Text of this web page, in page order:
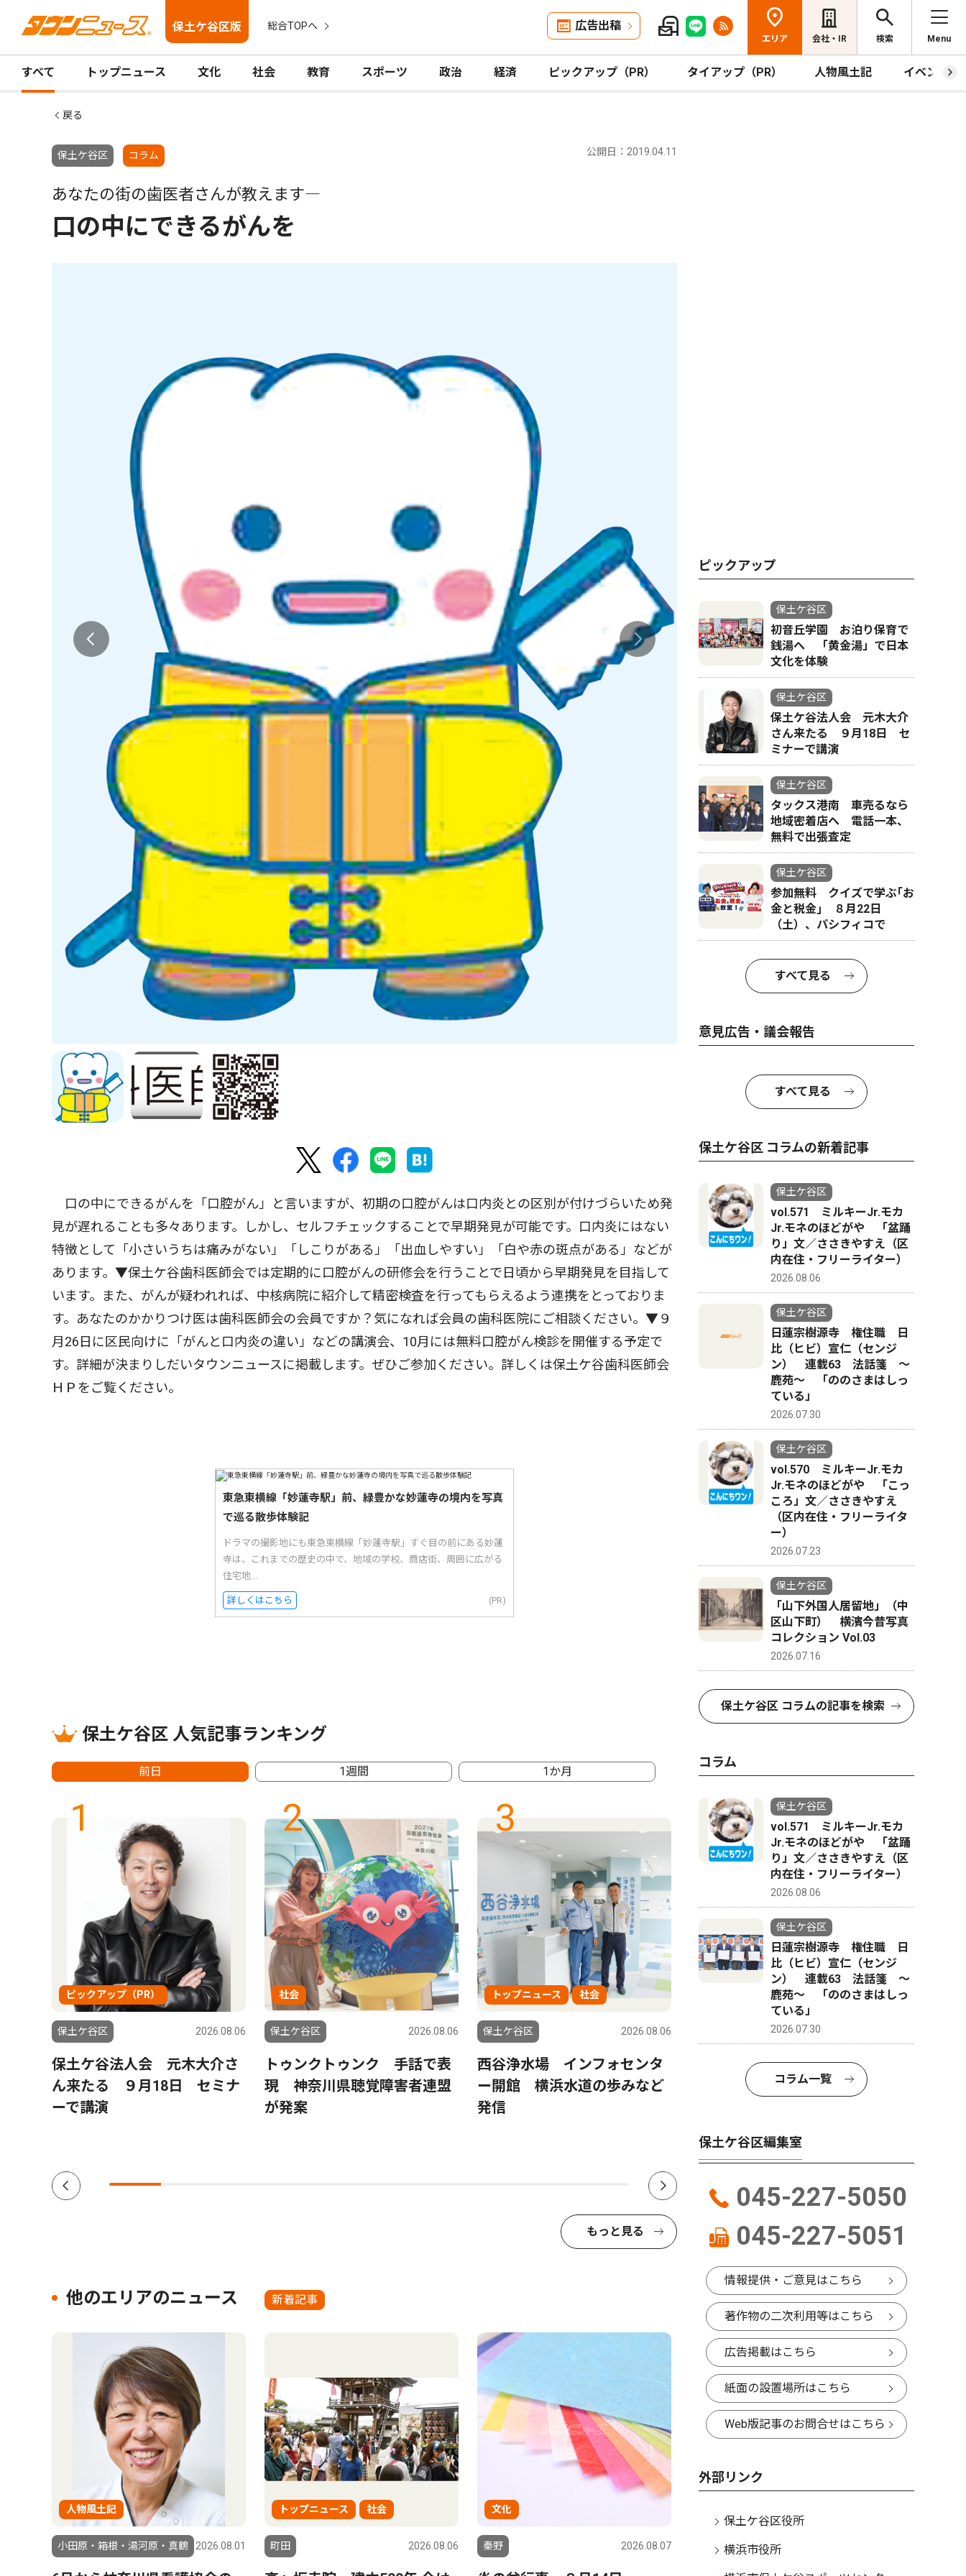
保土ケ谷区版 総合TOPへ 広告出稿
エリア 会社・IR 検索 Menu
すべて トップニュース 文化 社会 教育 スポーツ 政治 経済 ピックアップ（PR） タイアップ（PR） 人物風土記 イベント
戻る
保土ケ谷区 コラム 公開日：2019.04.11
あなたの街の歯医者さんが教えます―
口の中にできるがんを
口の中にできるがんを「口腔がん」と言いますが、初期の口腔がんは口内炎との区別が付けづらいため発
見が遅れることも多々あります。しかし、セルフチェックすることで早期発見が可能です。口内炎にはない
特徴として「小さいうちは痛みがない」「しこりがある」「出血しやすい」「白や赤の斑点がある」などが
あります。▼保土ケ谷歯科医師会では定期的に口腔がんの研修会を行うことで日頃から早期発見を目指して
います。また、がんが疑われれば、中核病院に紹介して精密検査を行ってもらえるよう連携をとっておりま
す。あなたのかかりつけ医は歯科医師会の会員ですか？気になれば会員の歯科医院にご相談ください。▼９
月26日に区民向けに「がんと口内炎の違い」などの講演会、10月には無料口腔がん検診を開催する予定で
す。詳細が決まりしだいタウンニュースに掲載します。ぜひご参加ください。詳しくは保土ケ谷歯科医師会
ＨＰをご覧ください。
東急東横線「妙蓮寺駅」前、緑豊かな妙蓮寺の境内を写真
で巡る散歩体験記
ドラマの撮影地にも東急東横線「妙蓮寺駅」すぐ目の前にある妙蓮
寺は、これまでの歴史の中で、地域の学校、商店街、周囲に広がる
住宅地...
詳しくはこちら (PR)
保土ケ谷区 人気記事ランキング
前日 1週間 1か月
1
ピックアップ（PR）
保土ケ谷区 2026.08.06
保土ケ谷法人会 元木大介さ
ん来たる ９月18日 セミナ
ーで講演
2
社会
保土ケ谷区 2026.08.06
トゥンクトゥンク 手話で表
現 神奈川県聴覚障害者連盟
が発案
3
トップニュース 社会
保土ケ谷区 2026.08.06
西谷浄水場 インフォセンタ
ー開館 横浜水道の歩みなど
発信
4
ピックアップ（PR）
横浜市ひきこもり総合支援・
若者相談センターってどんな
ュー
もっと見る
他のエリアのニュース 新着記事
人物風土記
小田原・箱根・湯河原・真鶴 2026.08.01
トップニュース 社会
町田 2026.08.06
文化
秦野 2026.08.07
ピックアップ
保土ケ谷区
初音丘学園 お泊り保育で
銭湯へ 「黄金湯」で日本
文化を体験
保土ケ谷区
保土ケ谷法人会 元木大介
さん来たる ９月18日 セ
ミナーで講演
保土ケ谷区
タックス港南 車売るなら
地域密着店へ 電話一本、
無料で出張査定
保土ケ谷区
参加無料 クイズで学ぶ｢お
金と税金｣ ８月22日
（土）、パシフィコで
すべて見る
意見広告・議会報告
すべて見る
保土ケ谷区 コラムの新着記事
保土ケ谷区
vol.571 ミルキーJr.モカ
Jr.モネのほどがや 「盆踊
り」文／ささきやすえ（区
内在住・フリーライター）
2026.08.06
保土ケ谷区
日蓮宗樹源寺 権住職 日
比（ヒビ）宣仁（センジ
ン） 連載63 法話箋 〜
鹿苑〜 「ののさまはしっ
ている」
2026.07.30
保土ケ谷区
vol.570 ミルキーJr.モカ
Jr.モネのほどがや 「こっ
ころ」文／ささきやすえ
（区内在住・フリーライタ
ー）
2026.07.23
保土ケ谷区
「山下外国人居留地」（中
区山下町） 横濱今昔写真
コレクション Vol.03
2026.07.16
保土ケ谷区 コラムの記事を検索
コラム
保土ケ谷区
vol.571 ミルキーJr.モカ
Jr.モネのほどがや 「盆踊
り」文／ささきやすえ（区
内在住・フリーライター）
2026.08.06
保土ケ谷区
日蓮宗樹源寺 権住職 日
比（ヒビ）宣仁（センジ
ン） 連載63 法話箋 〜
鹿苑〜 「ののさまはしっ
ている」
2026.07.30
コラム一覧
保土ケ谷区編集室
045-227-5050
045-227-5051
情報提供・ご意見はこちら
著作物の二次利用等はこちら
広告掲載はこちら
紙面の設置場所はこちら
Web版記事のお問合せはこちら
外部リンク
保土ケ谷区役所
横浜市役所